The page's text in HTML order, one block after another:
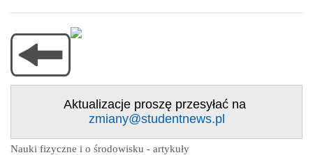
Aktualizacje proszę przesyłać na
zmiany@studentnews.pl
Nauki fizyczne i o środowisku - artykuły